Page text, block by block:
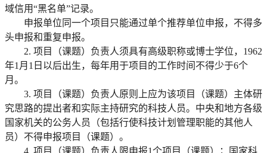
域信用“黑名单”记录。
申报单位同一个项目只能通过单个推荐单位申报，不得多
头申报和重复申报。
2. 项目（课题）负责人须具有高级职称或博士学位，1962
年1月1日以后出生，每年用于项目的工作时间不得少于6个
月。
3. 项目（课题）负责人原则上应为该项目（课题）主体研
究思路的提出者和实际主持研究的科技人员。中央和地方各级
国家机关的公务人员（包括行使科技计划管理职能的其他人
员）不得申报项目（课题）。
4. 项目（课题）负责人限申报1个项目（课题）；国家科